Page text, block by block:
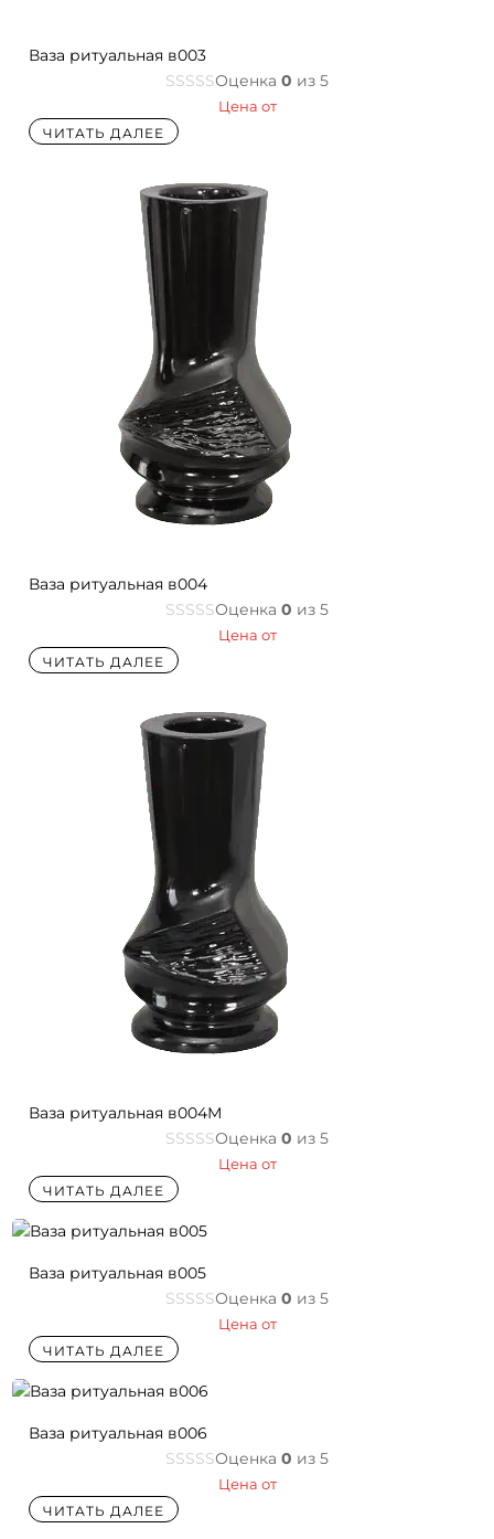
Ваза ритуальная в003
Оценка 0 из 5
Цена от
ЧИТАТЬ ДАЛЕЕ
Ваза ритуальная в004
Оценка 0 из 5
Цена от
ЧИТАТЬ ДАЛЕЕ
Ваза ритуальная в004М
Оценка 0 из 5
Цена от
ЧИТАТЬ ДАЛЕЕ
Ваза ритуальная в005
Оценка 0 из 5
Цена от
ЧИТАТЬ ДАЛЕЕ
Ваза ритуальная в006
Оценка 0 из 5
Цена от
ЧИТАТЬ ДАЛЕЕ